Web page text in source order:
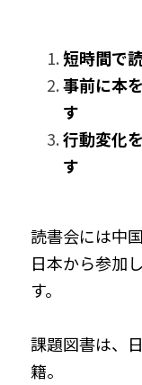
短時間で
事前に本
す
行動変化
す
読書会には中
日本から参加
す。
課題図書は、
籍。